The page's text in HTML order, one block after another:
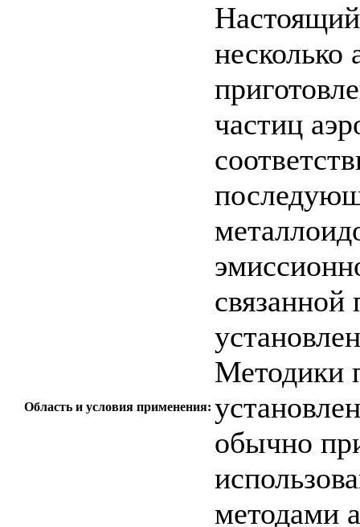
Область и условия применения:
Настоящий
несколько
частиц
Методики
обычно
методами